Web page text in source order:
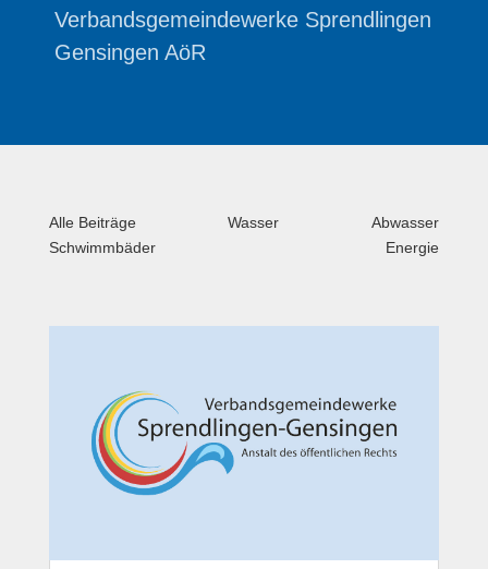
Verbandsgemeindewerke Sprendlingen
Gensingen AöR
Alle Beiträge Wasser
Abwasser
Schwimmbäder
Energie